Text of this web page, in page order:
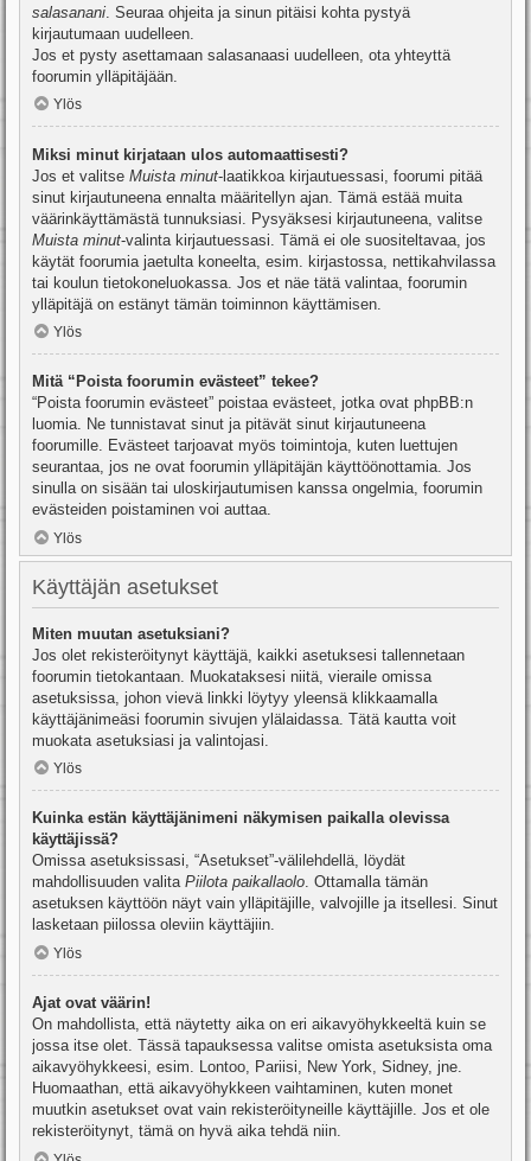
salasanani . Seuraa ohjeita ja sinun pitäisi kohta pystyä
kirjautumaan uudelleen.
Jos et pysty asettamaan salasanaasi uudelleen, ota yhteyttä
foorumin ylläpitäjään.
Ylös
Miksi minut kirjataan ulos automaattisesti?
Jos et valitse Muista minut-laatikkoa kirjautuessasi, foorumi pitää
sinut kirjautuneena ennalta määritellyn ajan. Tämä estää muita
väärinkäyttämästä tunnuksiasi. Pysyäksesi kirjautuneena, valitse
Muista minut-valinta kirjautuessasi. Tämä ei ole suositeltavaa, jos
käytät foorumia jaetulta koneelta, esim. kirjastossa, nettikahvilassa
tai koulun tietokoneluokassa. Jos et näe tätä valintaa, foorumin
ylläpitäjä on estänyt tämän toiminnon käyttämisen.
Ylös
Mitä “Poista foorumin evästeet” tekee?
“Poista foorumin evästeet” poistaa evästeet, jotka ovat phpBB:n
luomia. Ne tunnistavat sinut ja pitävät sinut kirjautuneena
foorumille. Evästeet tarjoavat myös toimintoja, kuten luettujen
seurantaa, jos ne ovat foorumin ylläpitäjän käyttöönottamia. Jos
sinulla on sisään tai uloskirjautumisen kanssa ongelmia, foorumin
evästeiden poistaminen voi auttaa.
Ylös
Käyttäjän asetukset
Miten muutan asetuksiani?
Jos olet rekisteröitynyt käyttäjä, kaikki asetuksesi tallennetaan
foorumin tietokantaan. Muokataksesi niitä, vieraile omissa
asetuksissa, johon vievä linkki löytyy yleensä klikkaamalla
käyttäjänimeäsi foorumin sivujen ylälaidassa. Tätä kautta voit
muokata asetuksiasi ja valintojasi.
Ylös
Kuinka estän käyttäjänimeni näkymisen paikalla olevissa
käyttäjissä?
Omissa asetuksissasi, “Asetukset”-välilehdellä, löydät
mahdollisuuden valita Piilota paikallaolo. Ottamalla tämän
asetuksen käyttöön näyt vain ylläpitäjille, valvojille ja itsellesi. Sinut
lasketaan piilossa oleviin käyttäjiin.
Ylös
Ajat ovat väärin!
On mahdollista, että näytetty aika on eri aikavyöhykkeeltä kuin se
jossa itse olet. Tässä tapauksessa valitse omista asetuksista oma
aikavyöhykkeesi, esim. Lontoo, Pariisi, New York, Sidney, jne.
Huomaathan, että aikavyöhykkeen vaihtaminen, kuten monet
muutkin asetukset ovat vain rekisteröityneille käyttäjille. Jos et ole
rekisteröitynyt, tämä on hyvä aika tehdä niin.